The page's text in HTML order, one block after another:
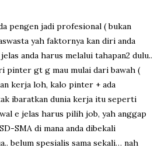
pengen jadi profesional ( bukan
yah faktornya kan diri anda
anda harus melalui tahapan2 dulu..
pinter gt g mau mulai dari bawah (
kerja loh, kalo pinter + ada
ibaratkan dunia kerja itu seperti
e jelas harus pilih job, yah anggap
SMA di mana anda dibekali
belum spesialis sama sekali… nah